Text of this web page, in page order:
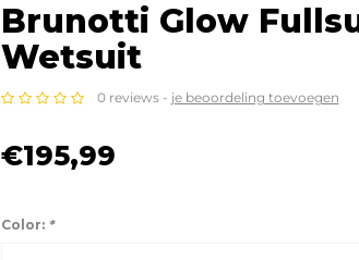
Brunotti Glow
Wetsuit
0 reviews - je beoordeling toevoegen
€195,99
Color: *